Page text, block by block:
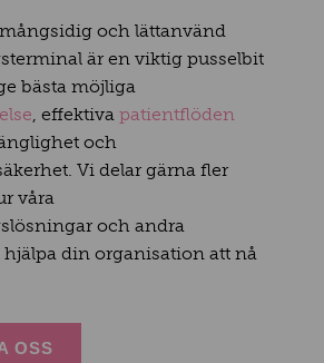
och lättanvänd
är en viktig pusselbit
bästa möjliga
, effektiva patientflöden
och
Vi delar gärna fler
våra
och andra
din organisation att nå
OSS